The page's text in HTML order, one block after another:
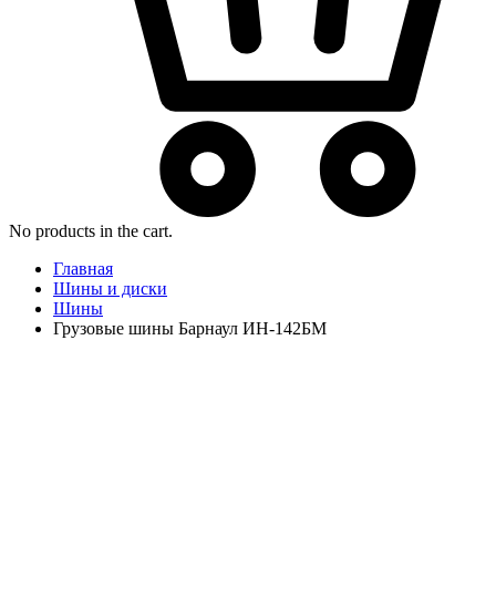
No products in the cart.
Главная
Шины и диски
Шины
Грузовые шины Барнаул ИН-142БМ